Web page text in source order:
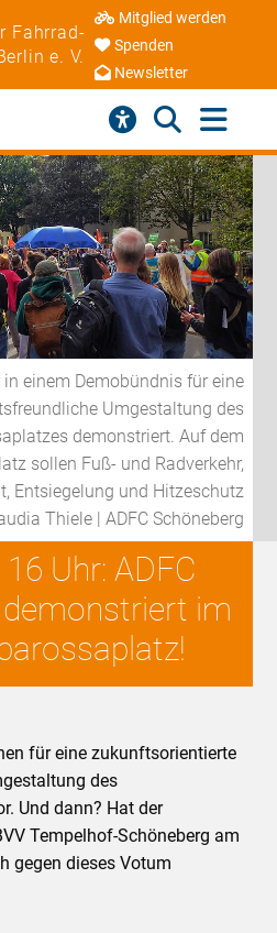
Fahrrad-
e. V.
Mitglied werden
Spenden
Newsletter
einem Demobündnis für eine
Umgestaltung des
demonstriert. Auf dem
sollen Fuß- und Radverkehr,
Entsiegelung und Hitzeschutz
Thiele | ADFC Schöneberg
Uhr: ADFC
im
für eine zukunftsorientierte
des
Und dann? Hat der
Tempelhof-Schöneberg am
gegen dieses Votum